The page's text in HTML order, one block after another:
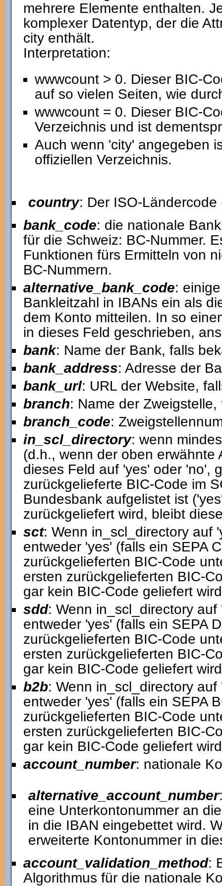
mehrere Elemente enthalten.
komplexer Datentyp, der die
city enthält.
Interpretation:
wwwcount > 0. Dieser BIC-
auf so vielen Seiten, wie
wwwcount = 0. Dieser BIC-
Verzeichnis und ist
Auch wenn 'city' angegeben
offiziellen Verzeichnis.
country: Der ISO-
bank_code: die nationale
für die Schweiz: BC-Nummer.
Funktionen fürs Ermitteln von
BC-Nummern.
alternative_bank_code:
Bankleitzahl in IBANs ein als
dem Konto mitteilen. In so
in dieses Feld geschrieben,
bank: Name der Bank, falls
bank_address: Adresse der
bank_url: URL der Website,
branch: Name der
branch_code:
in_scl_directory: wenn
(d.h., wenn der oben erwähnte
dieses Feld auf 'yes' oder 'no',
zurückgelieferte BIC-Code im
Bundesbank aufgelistet ist
zurückgeliefert wird, bleibt
sct: Wenn in_scl_directory auf
entweder 'yes' (falls ein SEPA
zurückgelieferten BIC-Code
ersten zurückgelieferten BIC-
gar kein BIC-Code geliefert
sdd: Wenn in_scl_directory
entweder 'yes' (falls ein SEPA
zurückgelieferten BIC-Code
ersten zurückgelieferten BIC-
gar kein BIC-Code geliefert
b2b: Wenn in_scl_directory
entweder 'yes' (falls ein SEPA
zurückgelieferten BIC-Code
ersten zurückgelieferten BIC-
gar kein BIC-Code geliefert
account_number: nationale
alternative_account_number
eine Unterkontonummer an
in die IBAN eingebettet wird.
erweiterte Kontonummer in
account_validation_method:
Algorithmus für die nationale